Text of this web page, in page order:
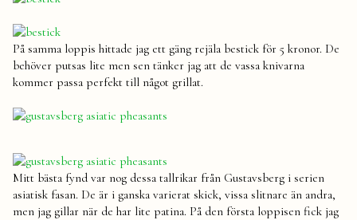
På samma loppis hittade jag ett gäng rejäla bestick för 5 kronor. De
behöver putsas lite men sen tänker jag att de vassa knivarna
kommer passa perfekt till något grillat.
Mitt bästa fynd var nog dessa tallrikar från Gustavsberg i serien
asiatisk fasan. De är i ganska varierat skick, vissa slitnare än andra,
men jag gillar när de har lite patina. På den första loppisen fick jag